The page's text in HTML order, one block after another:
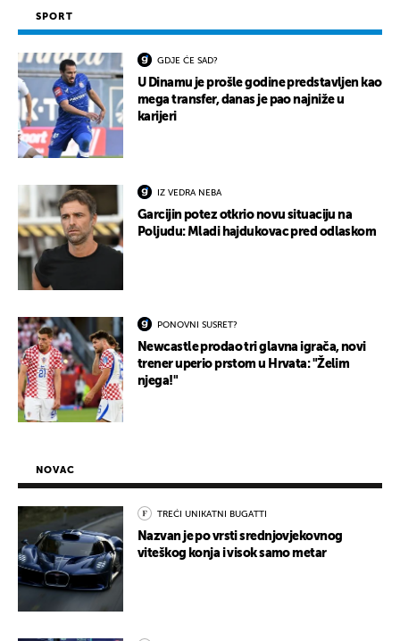
SPORT
GDJE ĆE SAD?
U Dinamu je prošle godine predstavljen kao
mega transfer, danas je pao najniže u
karijeri
IZ VEDRA NEBA
Garcijin potez otkrio novu situaciju na
Poljudu: Mladi hajdukovac pred odlaskom
PONOVNI SUSRET?
Newcastle prodao tri glavna igrača, novi
trener uperio prstom u Hrvata: "Želim
njega!"
NOVAC
TREĆI UNIKATNI BUGATTI
Nazvan je po vrsti srednjovjekovnog
viteškog konja i visok samo metar